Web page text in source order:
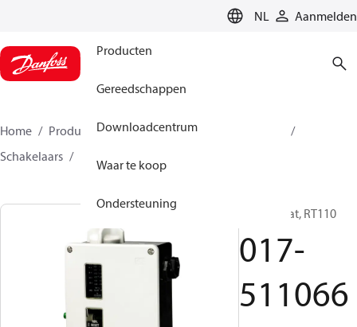
NL Aanmelden
Producten
Gereedschappen
Downloadcentrum
Waar te koop
Ondersteuning
Home Producten
Climate Solutions voor cooling
Schakelaars
Pressostaat, RT110
017-
511066